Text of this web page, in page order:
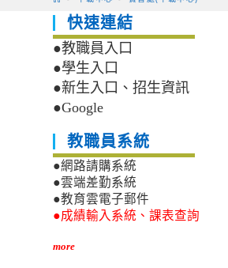
快速連結
●教職員入口
●學生入口
●新生入口、招生資訊
●Google
教職員系統
●網路請購系統
●雲端差勤系統
●教育雲電子郵件
●成績輸入系統、課表查詢
more